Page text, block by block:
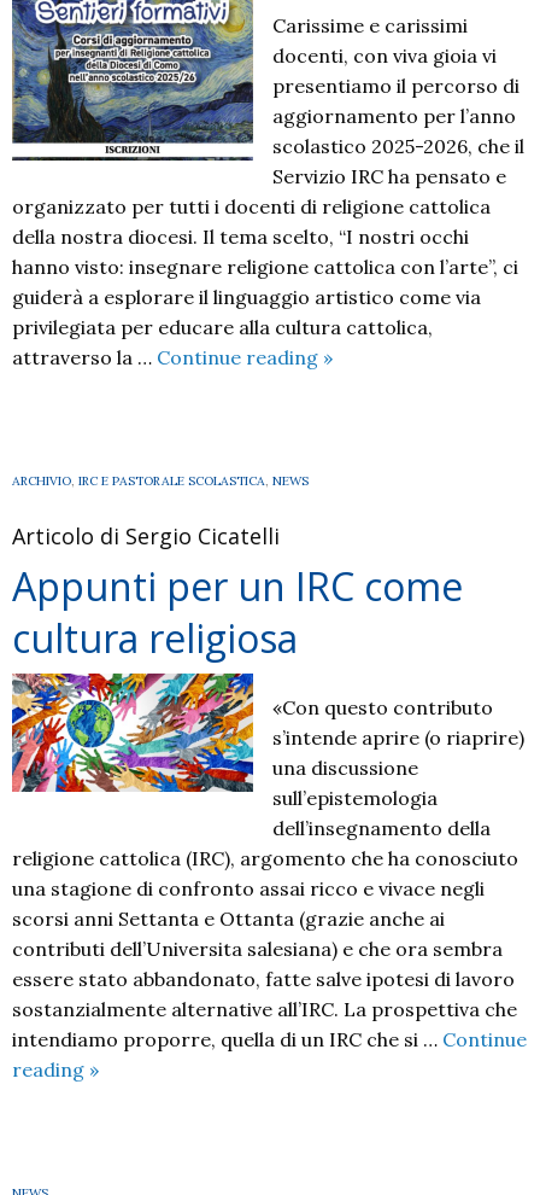
Carissime e carissimi
docenti, con viva gioia vi
presentiamo il percorso di
aggiornamento per l’anno
scolastico 2025-2026, che il
Servizio IRC ha pensato e
organizzato per tutti i docenti di religione cattolica
della nostra diocesi. Il tema scelto, “I nostri occhi
hanno visto: insegnare religione cattolica con l’arte”, ci
guiderà a esplorare il linguaggio artistico come via
privilegiata per educare alla cultura cattolica,
attraverso la … Continue reading SENTIERI
VISTO.
Insegnare
l’arte
»
ARCHIVIO, IRC E PASTORALE SCOLASTICA, NEWS
Articolo di Sergio Cicatelli
Appunti per un IRC come
cultura religiosa
«Con questo contributo
s’intende aprire (o riaprire)
una discussione
sull’epistemologia
dell’insegnamento della
religione cattolica (IRC), argomento che ha conosciuto
una stagione di confronto assai ricco e vivace negli
scorsi anni Settanta e Ottanta (grazie anche ai
contributi dell’Universita salesiana) e che ora sembra
essere stato abbandonato, fatte salve ipotesi di lavoro
sostanzialmente alternative all’IRC. La prospettiva che
intendiamo proporre, quella di un IRC che si … Continue
reading Appunti
»